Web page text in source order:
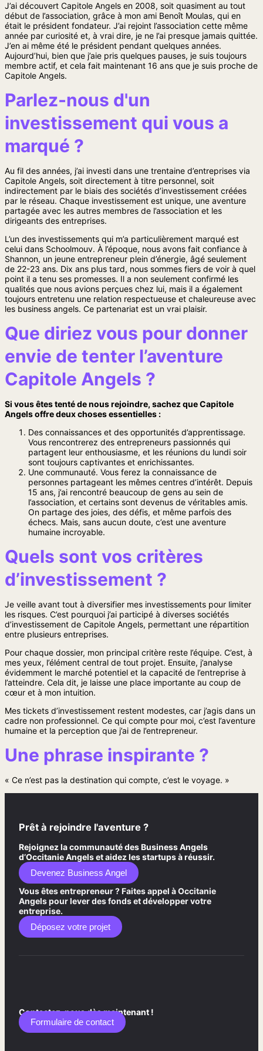
J’ai découvert Capitole Angels en 2008, soit quasiment au tout
début de l’association, grâce à mon ami Benoît Moulas, qui en
était le président fondateur. J’ai rejoint l’association cette même
année par curiosité et, à vrai dire, je ne l’ai presque jamais quittée.
J’en ai même été le président pendant quelques années.
Aujourd’hui, bien que j’aie pris quelques pauses, je suis toujours
membre actif, et cela fait maintenant 16 ans que je suis proche de
Capitole Angels.
Parlez-nous d'un
investissement qui vous a
marqué ?
Au fil des années, j’ai investi dans une trentaine d’entreprises via
Capitole Angels, soit directement à titre personnel, soit
indirectement par le biais des sociétés d’investissement créées
par le réseau. Chaque investissement est unique, une aventure
partagée avec les autres membres de l’association et les
dirigeants des entreprises.
L’un des investissements qui m’a particulièrement marqué est
celui dans Schoolmouv. À l’époque, nous avons fait confiance à
Shannon, un jeune entrepreneur plein d’énergie, âgé seulement
de 22-23 ans. Dix ans plus tard, nous sommes fiers de voir à quel
point il a tenu ses promesses. Il a non seulement confirmé les
qualités que nous avions perçues chez lui, mais il a également
toujours entretenu une relation respectueuse et chaleureuse avec
les business angels. Ce partenariat est un vrai plaisir.
Que diriez vous pour donner
envie de tenter l’aventure
Capitole Angels ?
Si vous êtes tenté de nous rejoindre, sachez que Capitole
Angels offre deux choses essentielles :
Des connaissances et des opportunités d’apprentissage.
Vous rencontrerez des entrepreneurs passionnés qui
partagent leur enthousiasme, et les réunions du lundi soir
sont toujours captivantes et enrichissantes.
Une communauté. Vous ferez la connaissance de
personnes partageant les mêmes centres d’intérêt. Depuis
15 ans, j’ai rencontré beaucoup de gens au sein de
l’association, et certains sont devenus de véritables amis.
On partage des joies, des défis, et même parfois des
échecs. Mais, sans aucun doute, c’est une aventure
humaine incroyable.
Quels sont vos critères
d’investissement ?
Je veille avant tout à diversifier mes investissements pour limiter
les risques. C’est pourquoi j’ai participé à diverses sociétés
d’investissement de Capitole Angels, permettant une répartition
entre plusieurs entreprises.
Pour chaque dossier, mon principal critère reste l’équipe. C’est, à
mes yeux, l’élément central de tout projet. Ensuite, j’analyse
évidemment le marché potentiel et la capacité de l’entreprise à
l’atteindre. Cela dit, je laisse une place importante au coup de
cœur et à mon intuition.
Mes tickets d’investissement restent modestes, car j’agis dans un
cadre non professionnel. Ce qui compte pour moi, c’est l’aventure
humaine et la perception que j’ai de l’entrepreneur.
Une phrase inspirante ?
« Ce n’est pas la destination qui compte, c’est le voyage. »
Prêt à rejoindre l'aventure ?
Rejoignez la communauté des Business Angels
d’Occitanie Angels et aidez les startups à réussir.
Devenez Business Angel
Vous êtes entrepreneur ? Faites appel à Occitanie
Angels pour lever des fonds et développer votre
entreprise.
Déposez votre projet
Contactez-nous dès maintenant !
Formulaire de contact​